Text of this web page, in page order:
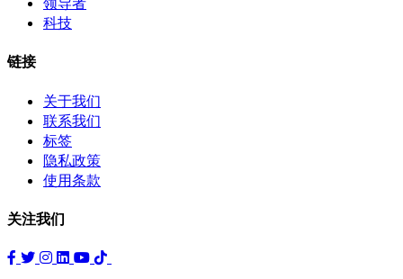
科技
链接
关于我们
联系我们
标签
隐私政策
使用条款
关注我们